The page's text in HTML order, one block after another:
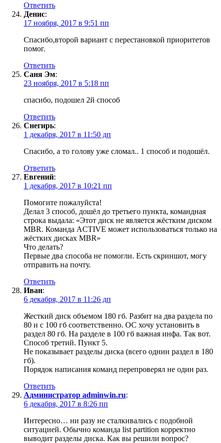
Ответить
Денис:
17 ноября, 2017 в 9:51 пп
Спасибо,второй вариант с перестановкой приоритетов
помог.
Ответить
Саня Эм:
23 ноября, 2017 в 5:18 пп
спасибо, подошел 2й способ
Ответить
Снегирь:
1 декабря, 2017 в 11:50 дп
Спасибо, а то голову уже сломал.. 1 способ и подошёл.
Ответить
Евгений:
1 декабря, 2017 в 10:21 пп
Помогите пожалуйста!
Делал 3 способ, дошёл до третьего пункта, командная
строка выдала: «Этот диск не является жёстким диском
MBR. Команда ACTIVE может использоваться только на
жёстких дисках MBR»
Что делать?
Первые два способа не помогли. Есть скриншот, могу
отправить на почту.
Ответить
Иван:
6 декабря, 2017 в 11:26 дп
Жесткий диск объемом 180 гб. Разбит на два раздела по
80 и с 100 гб соответственно. ОС хочу установить в
раздел 80 гб. На разделе в 100 гб важная инфа. Так вот.
Способ третий. Пункт 5.
Не показывает разделы диска (всего однин раздел в 180
гб).
Порядок написания команд перепроверял не один раз.
Ответить
Администратор adminwin.ru:
6 декабря, 2017 в 8:26 пп
Интересно… ни разу не сталкивались с подобной
ситуацией. Обычно команда list partition корректно
выводит разделы диска. Как вы решили вопрос?